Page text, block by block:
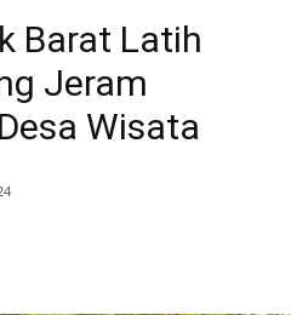
Barat Latih
Jeram
Wisata